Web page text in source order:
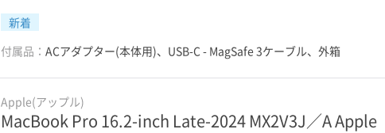
新着
付属品：ACアダプター(本体用)、USB-C - MagSafe 3ケーブル、外箱
Apple(アップル)
MacBook Pro 16.2-inch Late-2024 MX2V3J／A Apple